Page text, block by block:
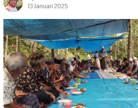
13 Januari 2025